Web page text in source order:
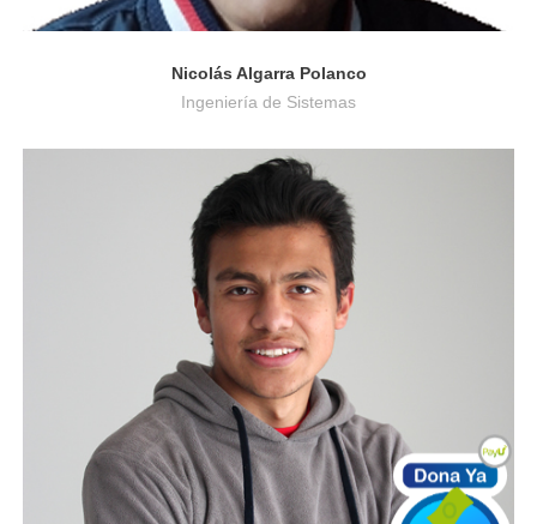
Nicolás Algarra Polanco
Ingeniería de Sistemas
Negocios Internacionales